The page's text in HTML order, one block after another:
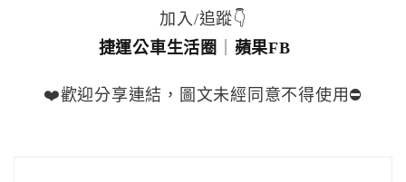
加入/追蹤👇
捷運公車生活圈
蘋果FB
❤️歡迎分享連結，圖文未經同意不得使用⛔️